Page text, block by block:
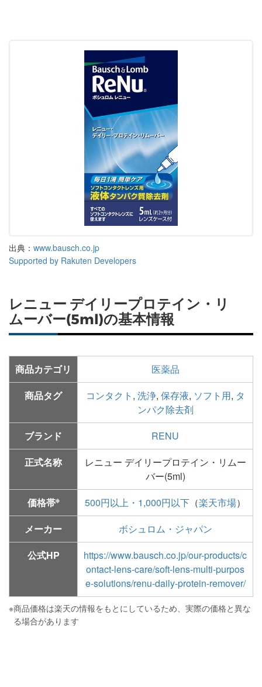
出典： www.bausch.co.jp
Supported by Rakuten Developers
レニュー デイリープロテイン・リ
ムーバー(5ml)の基本情報
商品カテゴリ
医薬品
商品タグ
コンタクト , 洗浄, 保存液, ソフト用, タ
ンパク除去剤
ブランド
RENU
正式名称
レニュー デイリープロテイン・リムー
バー(5ml)
価格帯※ 500円以上・1,000円以下 （楽天市場）
メーカー
ボシュロム・ジャパン
公式HP
https://www.bausch.co.jp/our-products/c
ontact-lens-care/soft-lens-multi-purpos
e-solutions/renu-daily-protein-remover/
※商品価格は楽天の情報をもとにしているため、実際の価格と異な
る場合があります